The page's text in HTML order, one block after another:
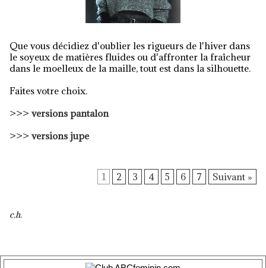
Que vous décidiez d'oublier les rigueurs de l'hiver dans
le soyeux de matières fluides ou d'affronter la fraîcheur
dans le moelleux de la maille, tout est dans la silhouette.
Faites votre choix.
>>> versions pantalon
>>> versions jupe
1 2 3 4 5 6 7 Suivant »
c.h.